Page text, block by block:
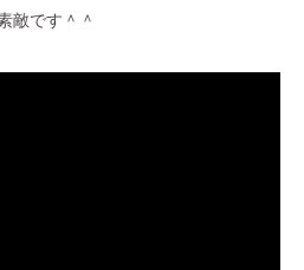
敵です＾＾